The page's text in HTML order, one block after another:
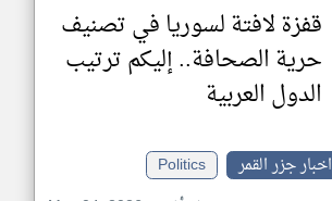
قفزة لافتة لسوريا في تصنيف
حرية الصحافة.. إليكم ترتيب
الدول العربية
اخبار جزر القمر
Politics